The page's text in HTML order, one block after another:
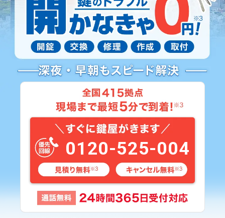
0120-525-004